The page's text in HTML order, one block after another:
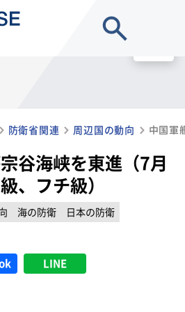
防衛省関連 周辺国の動向
谷海峡を東進（7月
、フチ級）
海の防衛
日本の防衛
LINE